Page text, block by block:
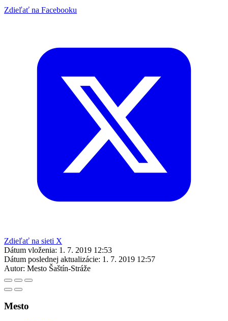
Zdieľať na Facebooku
Zdieľať na sieti X
Dátum vloženia: 1. 7. 2019 12:53
Dátum poslednej aktualizácie: 1. 7. 2019 12:57
Autor: Mesto Šaštín-Stráže
Mesto